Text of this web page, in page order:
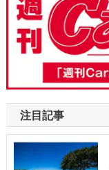
注目記事